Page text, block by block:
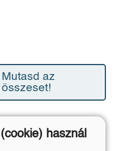
Mutasd az
összeset!
használ